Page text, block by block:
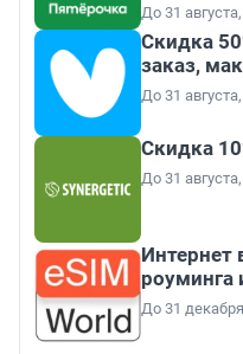
До 31
Скидка
заказ,
До 31
Скидка
До 31
Интернет
роуминга
До 31